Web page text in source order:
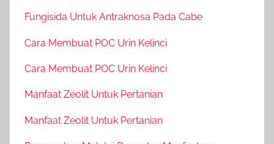
Fungisida Untuk Antraknosa Pada Cabe
Cara Membuat POC Urin Kelinci
Cara Membuat POC Urin Kelinci
Manfaat Zeolit Untuk Pertanian
Manfaat Zeolit Untuk Pertanian